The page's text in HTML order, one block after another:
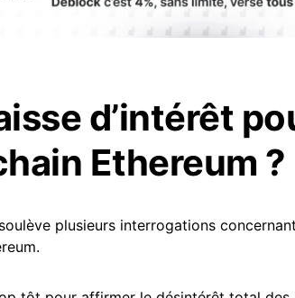
d’intérêt
Ethereum ?
plusieurs interrogations